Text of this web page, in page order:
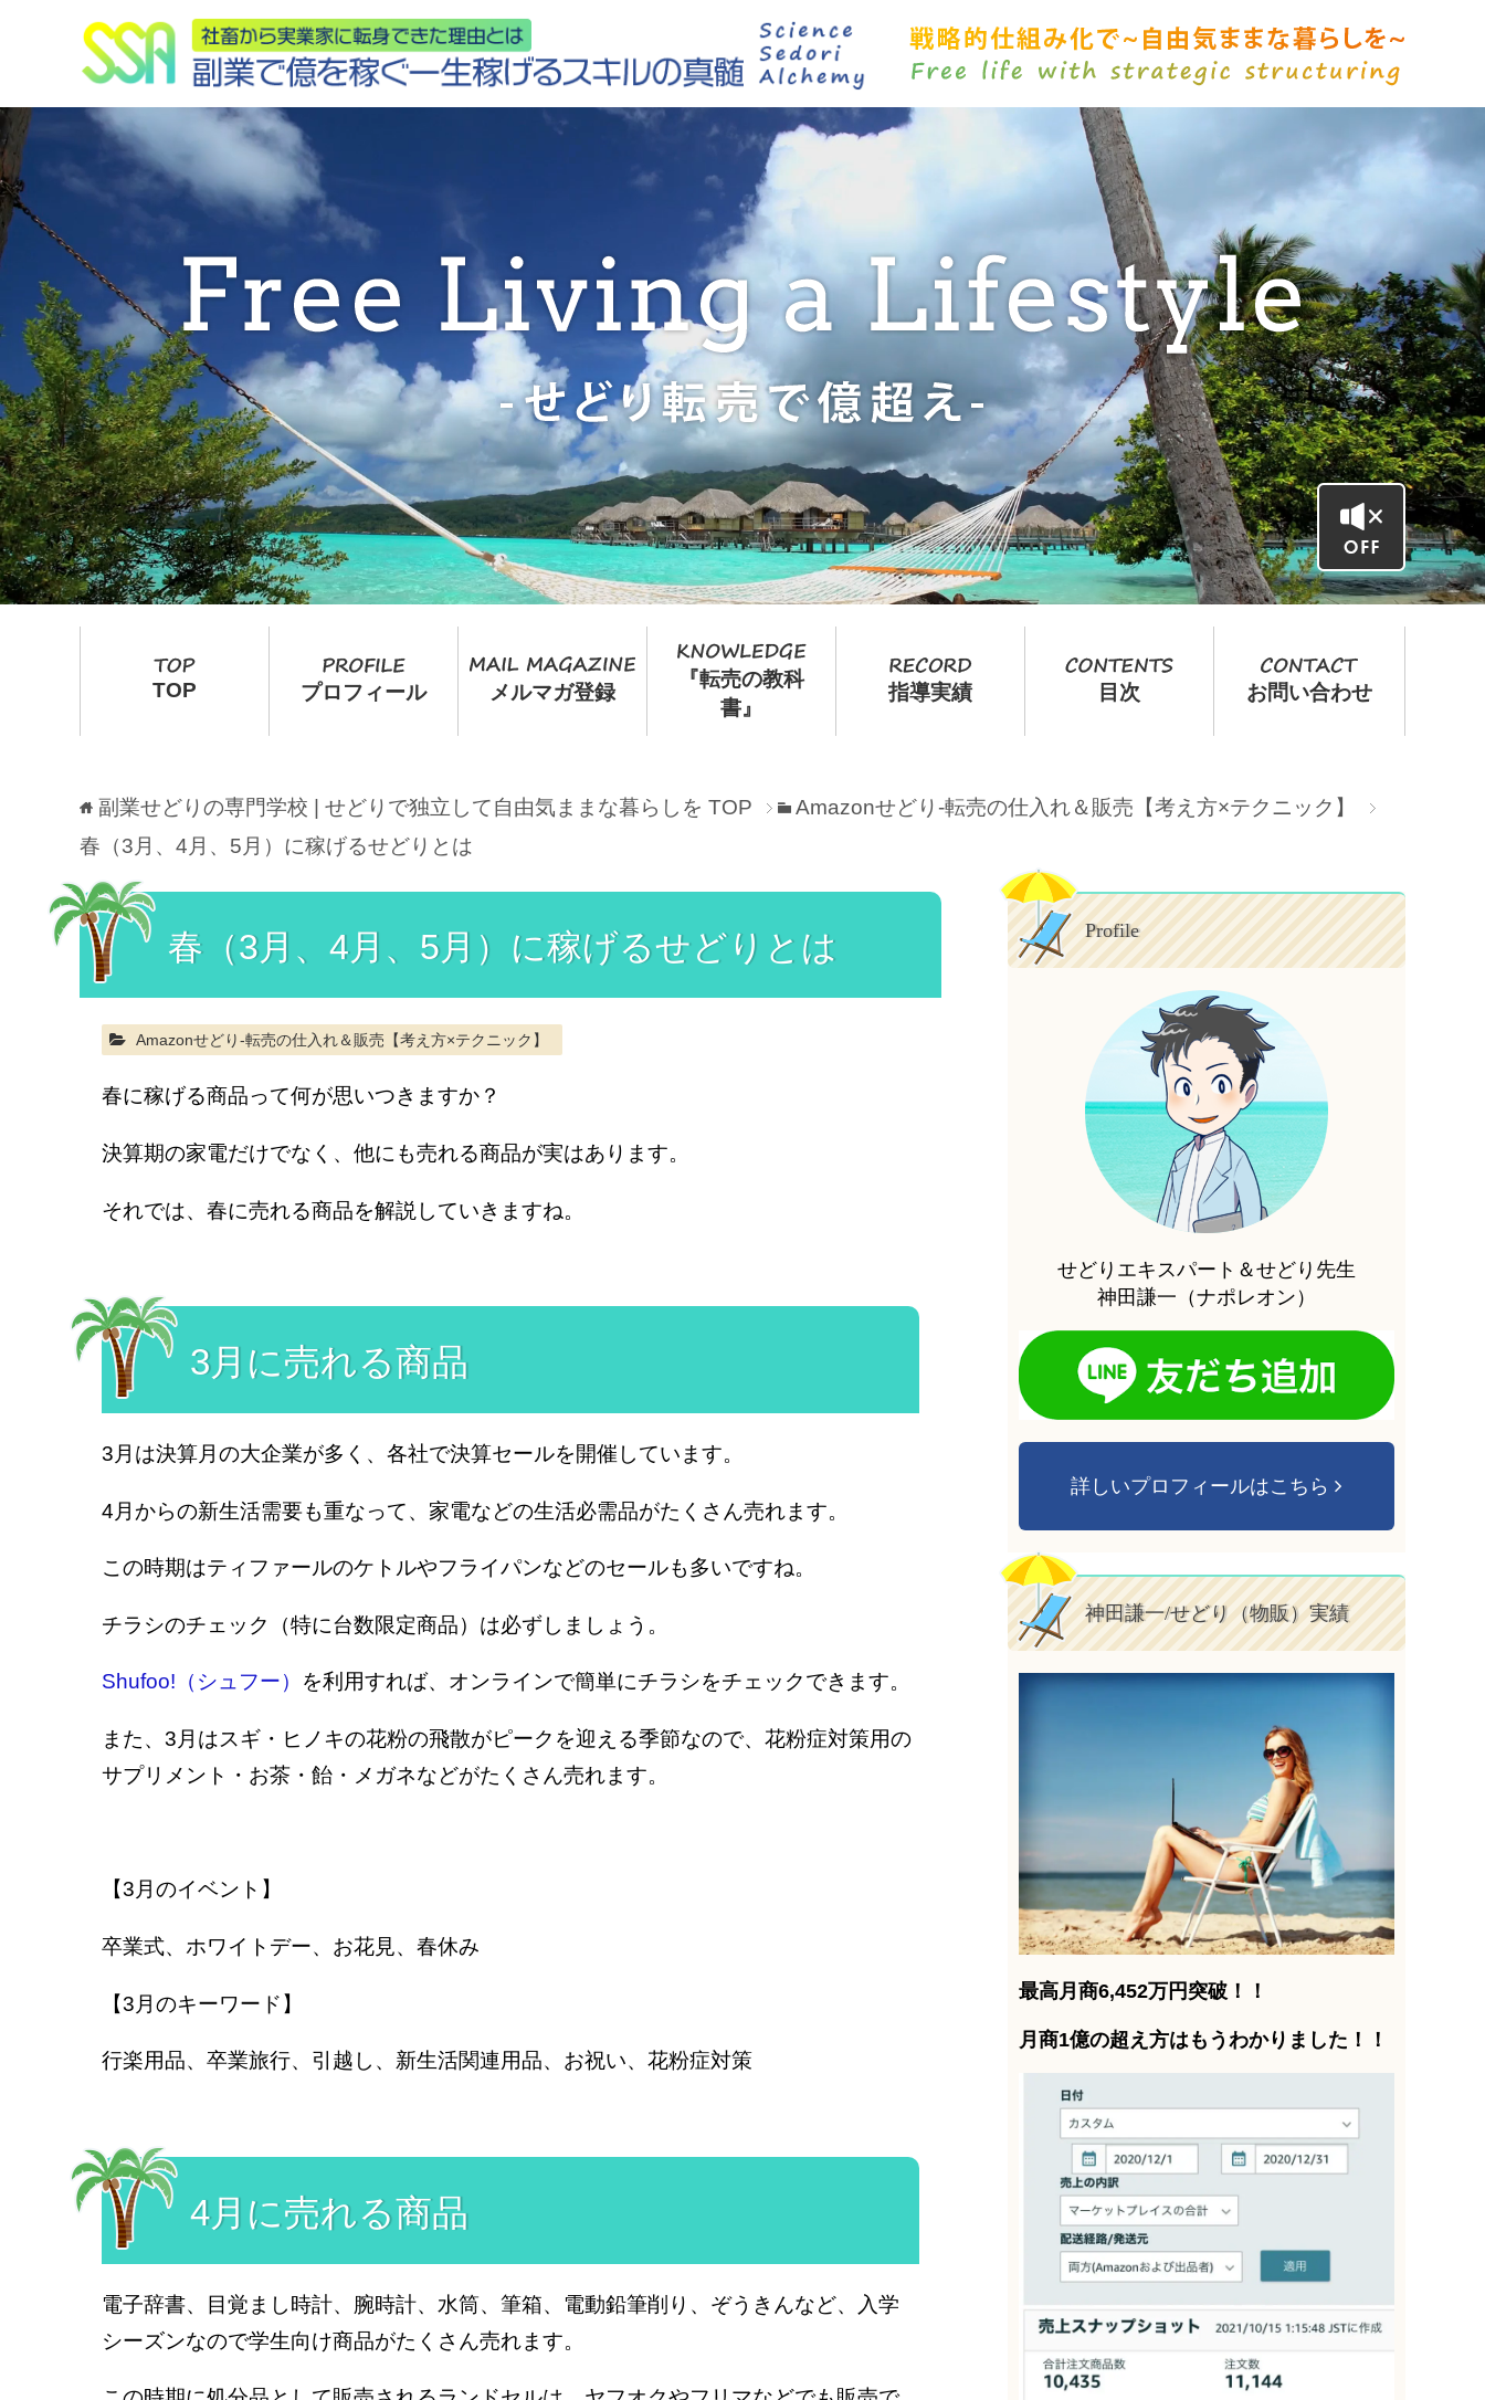
TOP プロフィール メルマガ登録
『転売の教科
書』
指導実績 目次 お問い合わせ
副業せどりの専門学校 | せどりで独立して自由気ままな暮らしを TOP
Amazonせどり-転売の仕入れ＆販売【考え方×テクニック】
春（3月、4月、5月）に稼げるせどりとは
春（3月、4月、5月）に稼げるせどりとは
Amazonせどり-転売の仕入れ＆販売【考え方×テクニック】
春に稼げる商品って何が思いつきますか？
決算期の家電だけでなく、他にも売れる商品が実はあります。
それでは、春に売れる商品を解説していきますね。
3月に売れる商品
3月は決算月の大企業が多く、各社で決算セールを開催しています。
4月からの新生活需要も重なって、家電などの生活必需品がたくさん売れます。
この時期はティファールのケトルやフライパンなどのセールも多いですね。
チラシのチェック（特に台数限定商品）は必ずしましょう。
Shufoo!（シュフー） を利用すれば、オンラインで簡単にチラシをチェックできます。
また、3月はスギ・ヒノキの花粉の飛散がピークを迎える季節なので、花粉症対策用の
サプリメント・お茶・飴・メガネなどがたくさん売れます。
【3月のイベント】
卒業式、ホワイトデー、お花見、春休み
【3月のキーワード】
行楽用品、卒業旅行、引越し、新生活関連用品、お祝い、花粉症対策
4月に売れる商品
電子辞書、目覚まし時計、腕時計、水筒、筆箱、電動鉛筆削り、ぞうきんなど、入学
シーズンなので学生向け商品がたくさん売れます。
Profile
せどりエキスパート＆せどり先生
神田謙一（ナポレオン）
詳しいプロフィールはこちら
神田謙一/せどり（物販）実績
最高月商6,452万円突破！！
月商1億の超え方はもうわかりました！！